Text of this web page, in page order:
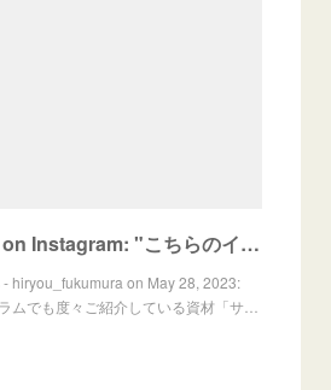
肥料屋フクムラ on Instagram: "こちらのインスタグラムでも度々ご紹介している資材「サンメイト」☀🧑‍🤝‍🧑 サンメイトは、施肥時期によって様々な効果が期待できます。 本日は、水稲の追
hiryou_fukumura on May 28, 2023:
ムでも度々ご紹介している資材「サ…